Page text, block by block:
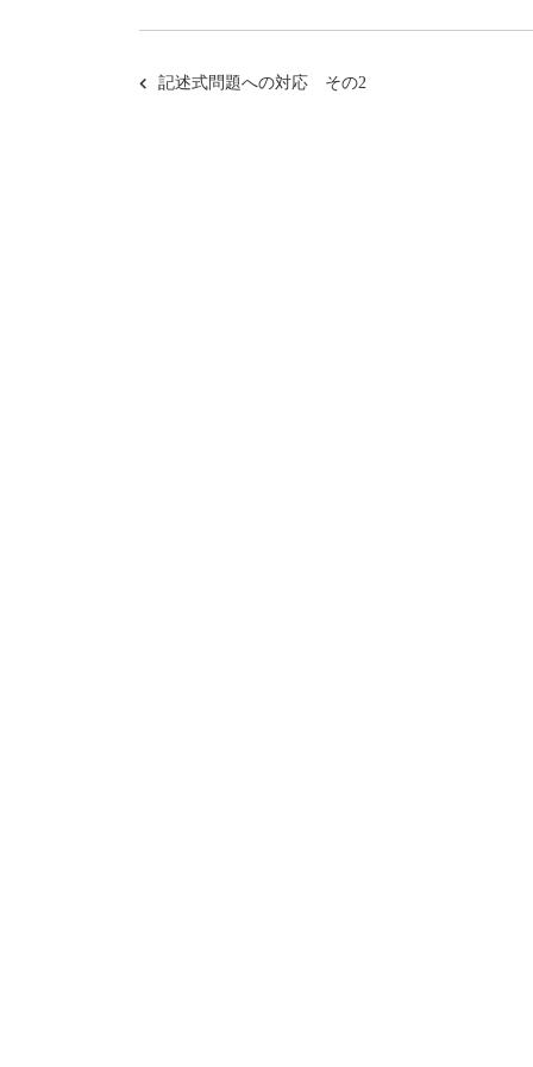
記述式問題への対応 その2